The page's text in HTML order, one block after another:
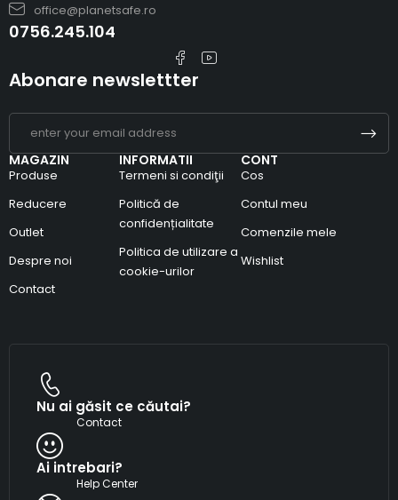
office@planetsafe.ro
0756.245.104
MAGAZIN
Produse
Reducere
Outlet
Despre noi
Contact
INFORMATII
Termeni si condiţii
Politică de
confidențialitate
Politica de utilizare a
cookie-urilor
CONT
Cos
Contul meu
Comenzile mele
Wishlist
Abonare newslettter
Nu ai găsit ce căutai?
Contact
Ai intrebari?
Help Center